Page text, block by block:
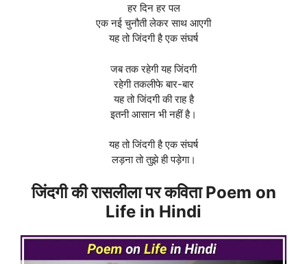
हर दिन हर पल
एक नई चुनौती लेकर साथ आएगी
यह तो जिंदगी है एक संघर्ष
जब तक रहेगी यह जिंदगी
रहेगी तकलीफे बार-बार
यह तो जिंदगी की राह है
इतनी आसान भी नहीं है।
यह तो जिंदगी है एक संघर्ष
लड़ना तो तुझे ही पड़ेगा।
जिंदगी की रासलीला पर कविता Poem on
Life in Hindi